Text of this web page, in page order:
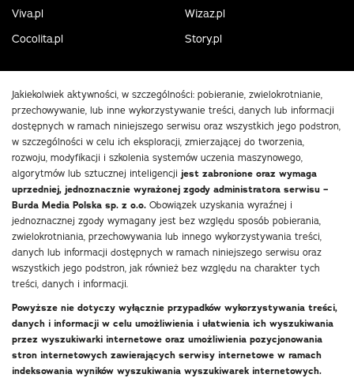
Viva.pl
Wizaz.pl
Cocolita.pl
Story.pl
Jakiekolwiek aktywności, w szczególności: pobieranie, zwielokrotnianie,
przechowywanie, lub inne wykorzystywanie treści, danych lub informacji
dostępnych w ramach niniejszego serwisu oraz wszystkich jego podstron,
w szczególności w celu ich eksploracji, zmierzającej do tworzenia,
rozwoju, modyfikacji i szkolenia systemów uczenia maszynowego,
algorytmów lub sztucznej inteligencji jest zabronione oraz wymaga
uprzedniej, jednoznacznie wyrażonej zgody administratora serwisu –
Burda Media Polska sp. z o.o. Obowiązek uzyskania wyraźnej i
jednoznacznej zgody wymagany jest bez względu sposób pobierania,
zwielokrotniania, przechowywania lub innego wykorzystywania treści,
danych lub informacji dostępnych w ramach niniejszego serwisu oraz
wszystkich jego podstron, jak również bez względu na charakter tych
treści, danych i informacji.
Powyższe nie dotyczy wyłącznie przypadków wykorzystywania treści,
danych i informacji w celu umożliwienia i ułatwienia ich wyszukiwania
przez wyszukiwarki internetowe oraz umożliwienia pozycjonowania
stron internetowych zawierających serwisy internetowe w ramach
indeksowania wyników wyszukiwania wyszukiwarek internetowych.